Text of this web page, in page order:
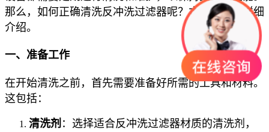
那么，如何正确清洗反冲洗过滤器呢？本文将为您详细
介绍。
一、准备工作
在开始清洗之前，首先需要准备好所需的工具和材料。
这包括：
清洗剂 ：选择适合反冲洗过滤器材质的清洗剂，